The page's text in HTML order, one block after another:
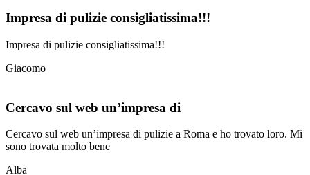
Impresa di pulizie consigliatissima!!!
Impresa di pulizie consigliatissima!!!
Giacomo
Cercavo sul web un’impresa di
Cercavo sul web un’impresa di pulizie a Roma e ho trovato loro. Mi
sono trovata molto bene
Alba